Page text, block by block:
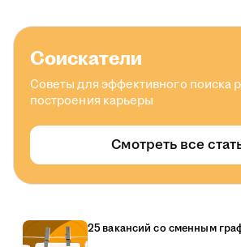
Соискатели
Советы для эффективного поиска
построения карьеры
Смотреть все
25 вакансий со сменным